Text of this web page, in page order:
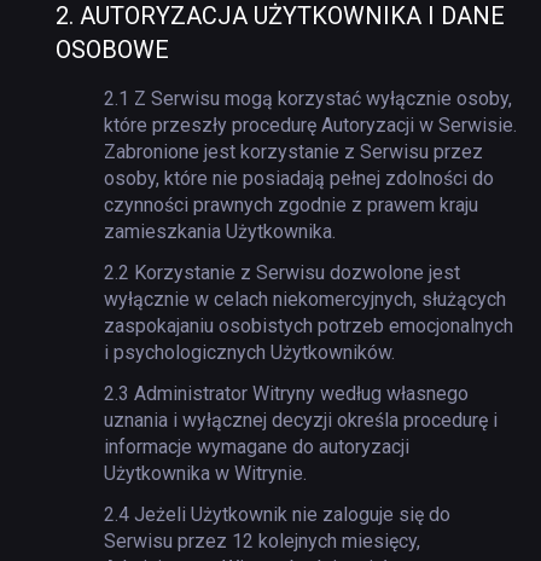
2. AUTORYZACJA UŻYTKOWNIKA I DANE
OSOBOWE
2.1 Z Serwisu mogą korzystać wyłącznie osoby,
które przeszły procedurę Autoryzacji w Serwisie.
Zabronione jest korzystanie z Serwisu przez
osoby, które nie posiadają pełnej zdolności do
czynności prawnych zgodnie z prawem kraju
zamieszkania Użytkownika.
2.2 Korzystanie z Serwisu dozwolone jest
wyłącznie w celach niekomercyjnych, służących
zaspokajaniu osobistych potrzeb emocjonalnych
i psychologicznych Użytkowników.
2.3 Administrator Witryny według własnego
uznania i wyłącznej decyzji określa procedurę i
informacje wymagane do autoryzacji
Użytkownika w Witrynie.
2.4 Jeżeli Użytkownik nie zaloguje się do
Serwisu przez 12 kolejnych miesięcy,